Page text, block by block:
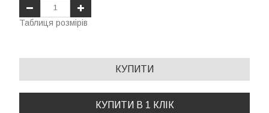
Таблиця розмірів
КУПИТИ
КУПИТИ В 1 КЛІК